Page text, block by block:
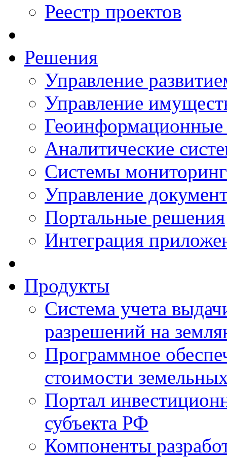
Реестр проектов
Решения
Управление
Управление
Аналитические
Системы
Управление
Портальные решения
Интеграция
Продукты
Система учета
разрешений на
Программное
стоимости
Портал
субъекта РФ
Компоненты